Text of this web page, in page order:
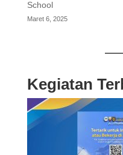
School
Maret 6, 2025
Kegiatan